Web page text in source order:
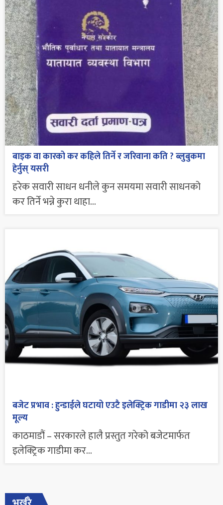
बाइक वा कारको कर कहिले तिर्ने र जरिवाना कति ? ब्लुबुकमा
हेर्नुस् यसरी
हरेक सवारी साधन धनीले कुन समयमा सवारी साधनको
कर तिर्ने भन्ने कुरा थाहा...
बजेट प्रभाव : हुन्डाईले घटायो एउटै इलेक्ट्रिक गाडीमा २३ लाख
मूल्य
काठमाडौं – सरकारले हालै प्रस्तुत गरेको बजेटमार्फत
इलेक्ट्रिक गाडीमा कर...